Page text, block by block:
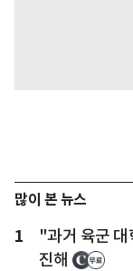
많이 본 뉴스
1
"과거 육군
진해